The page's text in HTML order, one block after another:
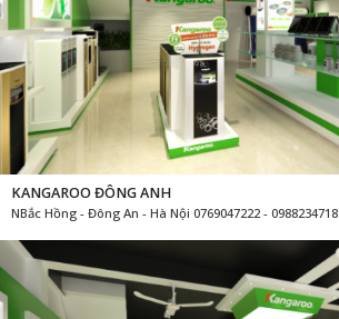
KANGAROO ĐÔNG ANH
NBắc Hồng - Đông An - Hà Nội 0769047222 - 0988234718